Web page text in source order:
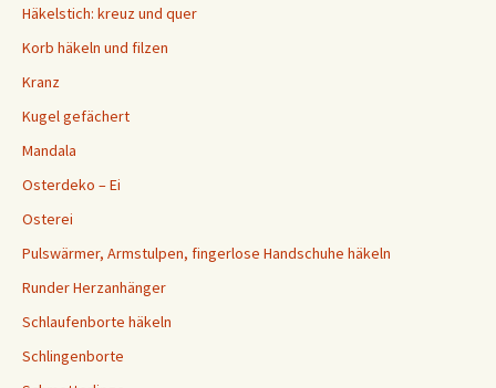
Häkelstich: kreuz und quer
Korb häkeln und filzen
Kranz
Kugel gefächert
Mandala
Osterdeko – Ei
Osterei
Pulswärmer, Armstulpen, fingerlose Handschuhe häkeln
Runder Herzanhänger
Schlaufenborte häkeln
Schlingenborte